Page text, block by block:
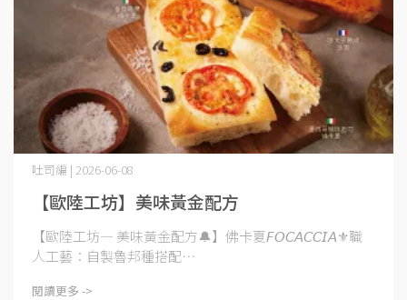
【歐陸工坊】美味黃金配方
吐司編 | 2026-06-08
【歐陸工坊— 美味黃金配方🔔】佛卡夏𝘍𝘖𝘊𝘈𝘊𝘊𝘐𝘈⚜️職
人工藝：自製魯邦種搭配⋯
閱讀更多 ->